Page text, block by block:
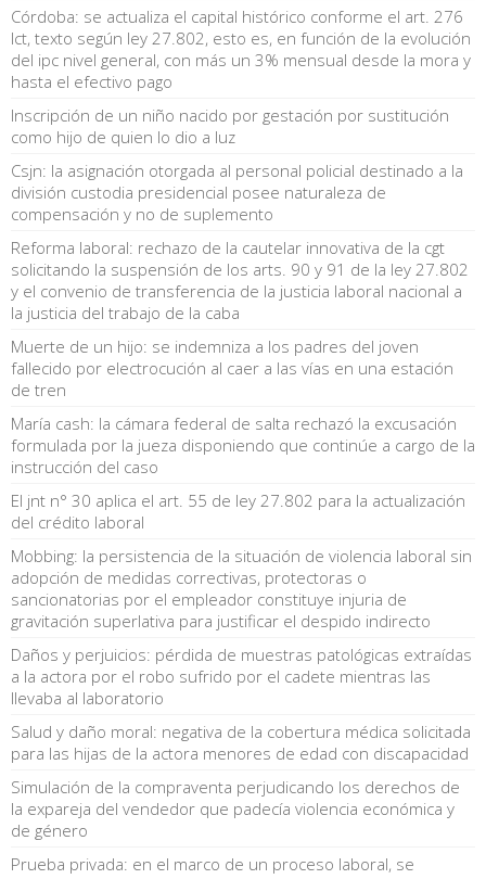
Córdoba: se actualiza el capital histórico conforme el art. 276
lct, texto según ley 27.802, esto es, en función de la evolución
del ipc nivel general, con más un 3% mensual desde la mora y
hasta el efectivo pago
Inscripción de un niño nacido por gestación por sustitución
como hijo de quien lo dio a luz
Csjn: la asignación otorgada al personal policial destinado a la
división custodia presidencial posee naturaleza de
compensación y no de suplemento
Reforma laboral: rechazo de la cautelar innovativa de la cgt
solicitando la suspensión de los arts. 90 y 91 de la ley 27.802
y el convenio de transferencia de la justicia laboral nacional a
la justicia del trabajo de la caba
Muerte de un hijo: se indemniza a los padres del joven
fallecido por electrocución al caer a las vías en una estación
de tren
María cash: la cámara federal de salta rechazó la excusación
formulada por la jueza disponiendo que continúe a cargo de la
instrucción del caso
El jnt n° 30 aplica el art. 55 de ley 27.802 para la actualización
del crédito laboral
Mobbing: la persistencia de la situación de violencia laboral sin
adopción de medidas correctivas, protectoras o
sancionatorias por el empleador constituye injuria de
gravitación superlativa para justificar el despido indirecto
Daños y perjuicios: pérdida de muestras patológicas extraídas
a la actora por el robo sufrido por el cadete mientras las
llevaba al laboratorio
Salud y daño moral: negativa de la cobertura médica solicitada
para las hijas de la actora menores de edad con discapacidad
Simulación de la compraventa perjudicando los derechos de
la expareja del vendedor que padecía violencia económica y
de género
Prueba privada: en el marco de un proceso laboral, se